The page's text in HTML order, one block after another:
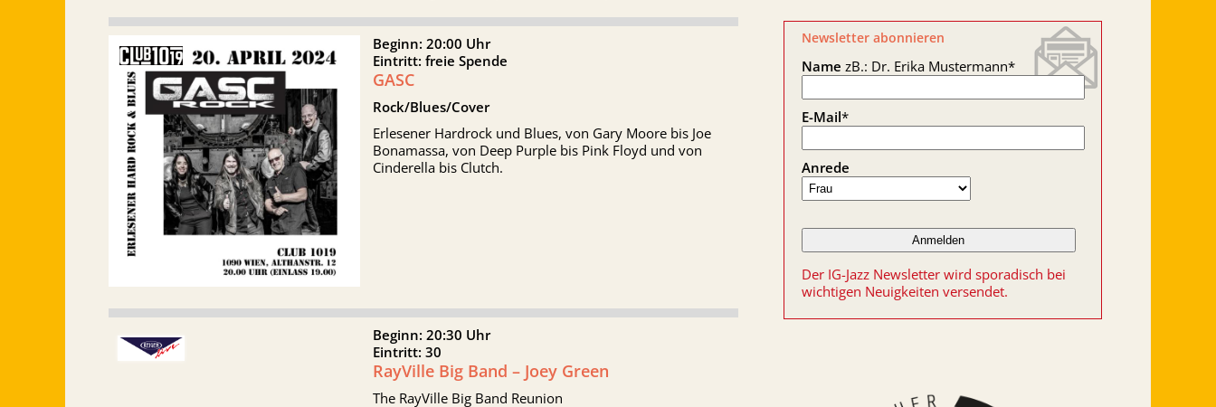
Beginn: 20:00 Uhr
Eintritt: freie Spende
GASC
Rock/Blues/Cover
Erlesener Hardrock und Blues, von Gary Moore bis Joe
Bonamassa, von Deep Purple bis Pink Floyd und von
Cinderella bis Clutch.
Beginn: 20:30 Uhr
Eintritt: 30
RayVille Big Band – Joey Green
The RayVille Big Band Reunion
Newsletter abonnieren
Name zB.: Dr. Erika Mustermann*
E-Mail*
Anrede
Der IG-Jazz Newsletter wird sporadisch bei
wichtigen Neuigkeiten versendet.